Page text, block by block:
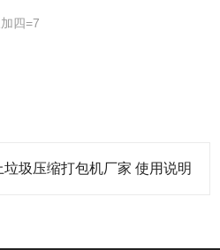
四=7
垃圾压缩打包机厂家 使用说明